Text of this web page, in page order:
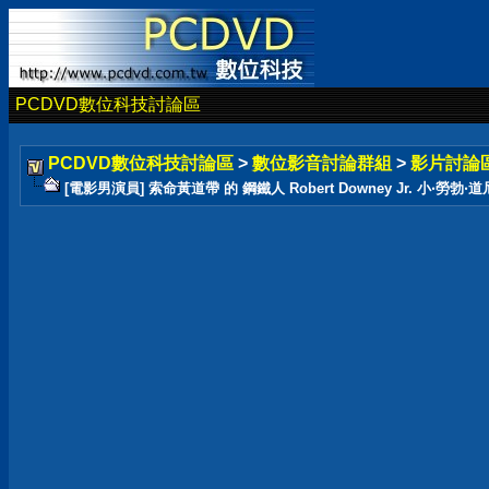
PCDVD數位科技討論區
PCDVD數位科技討論區 > 數位影音討論群組 > 影片討論
[電影男演員] 索命黃道帶 的 鋼鐵人 Robert Downey Jr. 小‧勞勃‧道